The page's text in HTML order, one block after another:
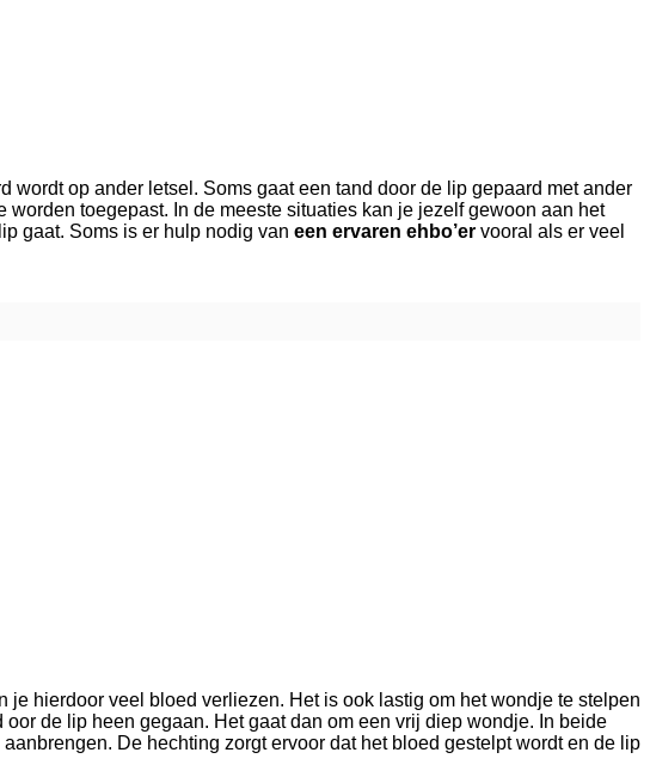
op ander letsel. Soms gaat een tand door de lip gepaard met ander
toegepast. In de meeste situaties kan je jezelf gewoon aan het
gaat. Soms is er hulp nodig van een ervaren ehbo’er vooral als er veel
hierdoor veel bloed verliezen. Het is ook lastig om het wondje te stelpen
de lip heen gegaan. Het gaat dan om een vrij diep wondje. In beide
De hechting zorgt ervoor dat het bloed gestelpt wordt en de lip